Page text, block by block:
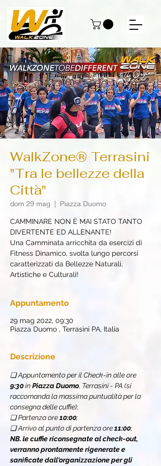
WalkZone® Terrasini
"Tra le bellezze della
Città"
dom 29 mag
  |
Piazza Duomo
CAMMINARE NON È MAI STATO TANTO
DIVERTENTE ED ALLENANTE!
Una Camminata arricchita da esercizi di
Fitness Dinamico, svolta lungo percorsi
caratterizzati da Bellezze Naturali,
Artistiche e Culturali!
Appuntamento
29 mag 2022, 09:30
Piazza Duomo , Terrasini PA, Italia
Descrizione
❏ Appuntamento per il Check-in alle ore
9:30 in Piazza Duomo, Terrasini - PA (si
raccomanda la massima puntualità per la
consegna delle cuffie);
❏ Partenza ore 10:00;
❏ Arrivo al punto di partenza ore 11:00;
NB. le cuffie riconsegnate al check-out,
verranno prontamente rigenerate e
sanificate dall'organizzazione per gli